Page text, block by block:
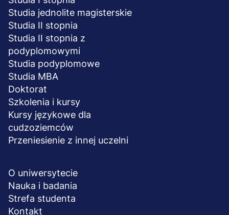
Studia jednolite magisterskie
Studia II stopnia
Studia II stopnia z
podyplomowymi
Studia podyplomowe
Studia MBA
Doktorat
Szkolenia i kursy
Kursy językowe dla
cudzoziemców
Przeniesienie z innej uczelni
O uniwersytecie
Nauka i badania
Strefa studenta
Kontakt